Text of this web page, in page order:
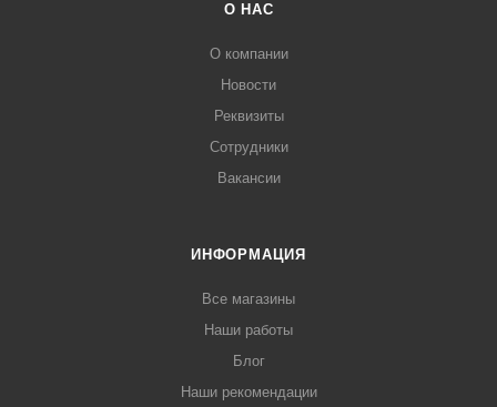
О НАС
О компании
Новости
Реквизиты
Сотрудники
Вакансии
ИНФОРМАЦИЯ
Все магазины
Наши работы
Блог
Наши рекомендации